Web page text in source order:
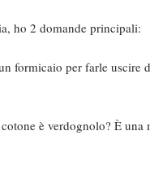
ho 2 domande principali:
formicaio per farle uscire
è verdognolo? È una